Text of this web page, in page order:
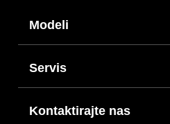
Modeli
Servis
Kontaktirajte nas